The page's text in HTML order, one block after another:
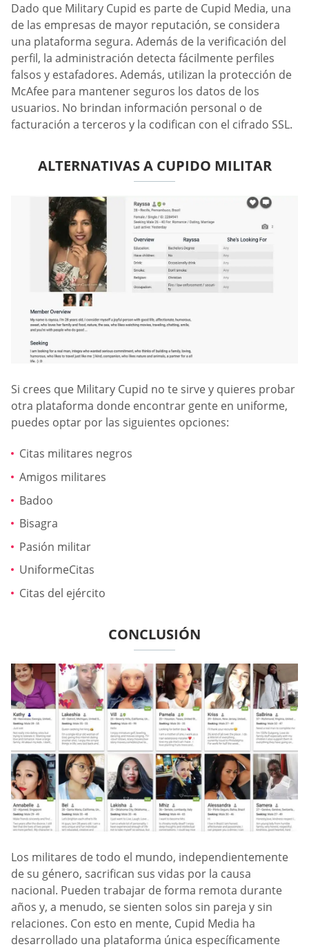
Dado que Military Cupid es parte de Cupid Media, una
de las empresas de mayor reputación, se considera
una plataforma segura. Además de la verificación del
perfil, la administración detecta fácilmente perfiles
falsos y estafadores. Además, utilizan la protección de
McAfee para mantener seguros los datos de los
usuarios. No brindan información personal o de
facturación a terceros y la codifican con el cifrado SSL.
ALTERNATIVAS A CUPIDO MILITAR
Si crees que Military Cupid no te sirve y quieres probar
otra plataforma donde encontrar gente en uniforme,
puedes optar por las siguientes opciones:
Citas militares negros
Amigos militares
Badoo
Bisagra
Pasión militar
UniformeCitas
Citas del ejército
CONCLUSIÓN
Los militares de todo el mundo, independientemente
de su género, sacrifican sus vidas por la causa
nacional. Pueden trabajar de forma remota durante
años y, a menudo, se sienten solos sin pareja y sin
relaciones. Con esto en mente, Cupid Media ha
desarrollado una plataforma única específicamente